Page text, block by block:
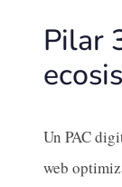
Pilar
Un PAC
web